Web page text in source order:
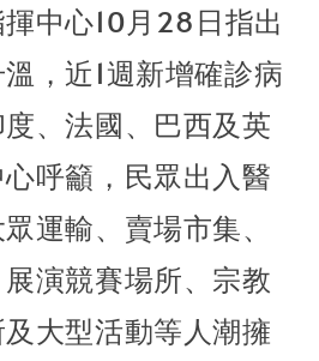
中心10月28日指出
，近1週新增確診病
、法國、巴西及英
呼籲，民眾出入醫
運輸、賣場市集、
演競賽場所、宗教
大型活動等人潮擁